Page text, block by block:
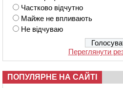
Частково відчутно
Майже не впливають
Не відчуваю
Переглянути
ПОПУЛЯРНЕ НА САЙТІ